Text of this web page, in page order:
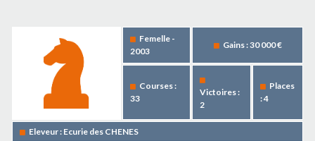
Femelle -
2003
Gains : 30 000 €
Courses :
33
Victoires :
2
Places
: 4
Eleveur : Ecurie des CHENES